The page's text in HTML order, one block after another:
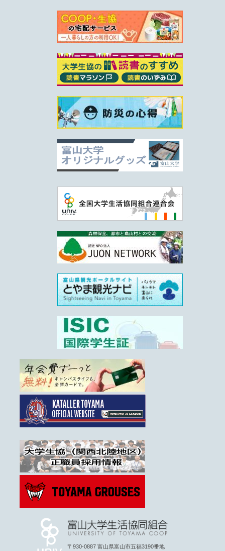
〒930-0887 富山県富山市五福3190番地